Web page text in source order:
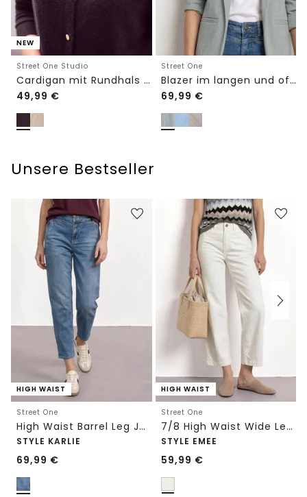
NEW
Street One Studio
Cardigan mit Rundhals und Knöpfen
49,99 €
Street One
Blazer im langen und offenen Schnitt
69,99 €
Unsere Bestseller
HIGH WAIST
Street One
High Waist Barrel Leg Jeans im Loose Fit
STYLE KARLIE
69,99 €
HIGH WAIST
Street One
7/8 High Waist Wide Leg Jeans im Loose Fit
STYLE EMEE
59,99 €